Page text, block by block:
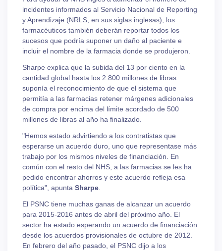
incidentes informados al Servicio Nacional de Reporting
y Aprendizaje (NRLS, en sus siglas inglesas), los
farmacéuticos también deberán reportar todos los
sucesos que podría suponer un daño al paciente e
incluir el nombre de la farmacia donde se produjeron.
Sharpe explica que la subida del 13 por ciento en la
cantidad global hasta los 2.800 millones de libras
suponía el reconocimiento de que el sistema que
permitía a las farmacias retener márgenes adicionales
de compra por encima del límite acordado de 500
millones de libras al año ha finalizado.
"Hemos estado advirtiendo a los contratistas que
esperarse un acuerdo duro, uno que representase más
trabajo por los mismos niveles de financiación. En
común con el resto del NHS, a las farmacias se les ha
pedido encontrar ahorros y este acuerdo refleja esa
política", apunta Sharpe
El PSNC tiene muchas ganas de alcanzar un acuerdo
para 2015-2016 antes de abril del próximo año. El
sector ha estado esperando un acuerdo de financiación
desde los acuerdos provisionales de octubre de 2012.
En febrero del año pasado, el PSNC dijo a los